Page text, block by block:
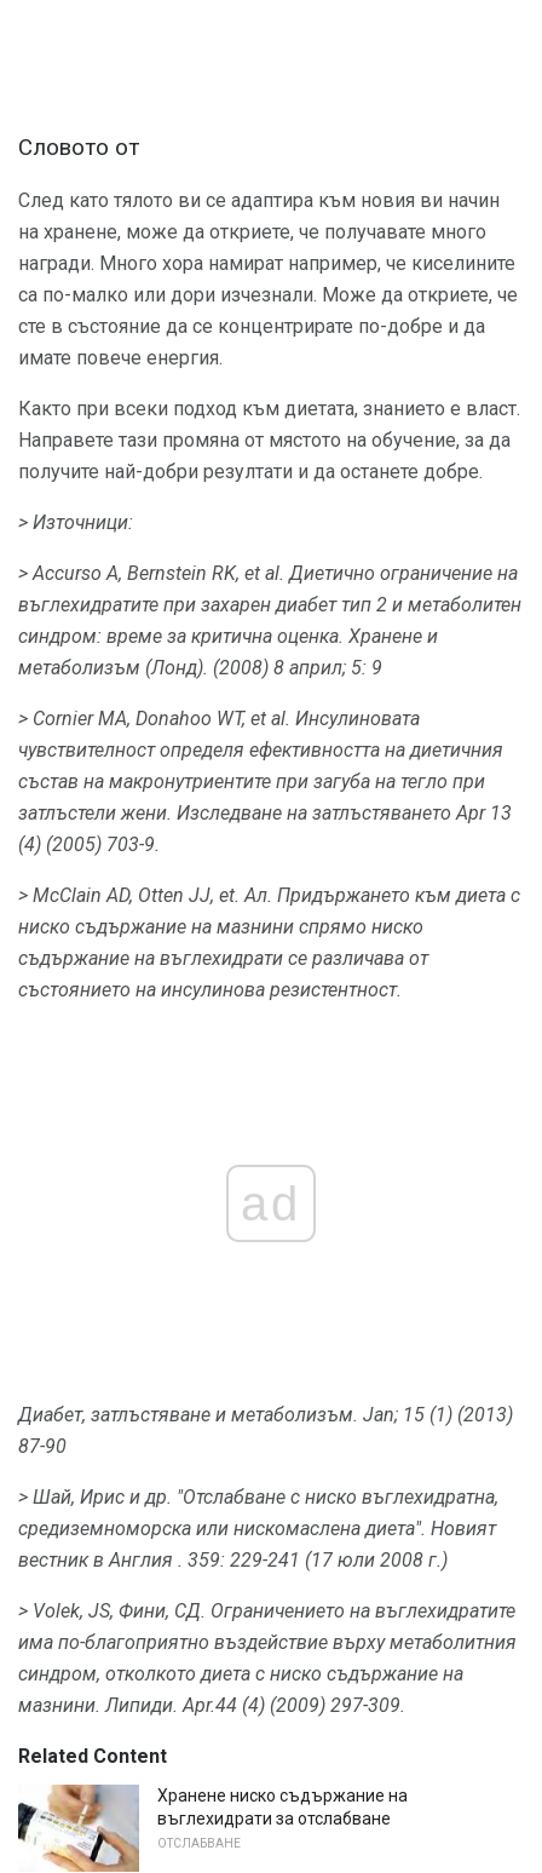
Словото от
След като тялото ви се адаптира към новия ви начин
на хранене, може да откриете, че получавате много
награди. Много хора намират например, че киселините
са по-малко или дори изчезнали. Може да откриете, че
сте в състояние да се концентрирате по-добре и да
имате повече енергия.
Както при всеки подход към диетата, знанието е власт.
Направете тази промяна от мястото на обучение, за да
получите най-добри резултати и да останете добре.
> Източници:
> Accurso A, Bernstein RK, et al. Диетично ограничение на
въглехидратите при захарен диабет тип 2 и метаболитен
синдром: време за критична оценка. Хранене и
метаболизъм (Лонд). (2008) 8 април; 5: 9
> Cornier MA, Donahoo WT, et al. Инсулиновата
чувствителност определя ефективността на диетичния
състав на макронутриентите при загуба на тегло при
затлъстели жени. Изследване на затлъстяването Apr 13
(4) (2005) 703-9.
> McClain AD, Otten JJ, et. Ал. Придържането към диета с
ниско съдържание на мазнини спрямо ниско
съдържание на въглехидрати се различава от
състоянието на инсулинова резистентност.
ad
Диабет, затлъстяване и метаболизъм. Jan; 15 (1) (2013)
87-90
> Шай, Ирис и др. "Отслабване с ниско въглехидратна,
средиземноморска или нискомаслена диета". Новият
вестник в Англия . 359: 229-241 (17 юли 2008 г.)
> Volek, JS, Фини, СД. Ограничението на въглехидратите
има по-благоприятно въздействие върху метаболитния
синдром, отколкото диета с ниско съдържание на
мазнини. Липиди. Apr.44 (4) (2009) 297-309.
Related Content
Хранене ниско съдържание на
въглехидрати за отслабване
ОТСЛАБВАНЕ